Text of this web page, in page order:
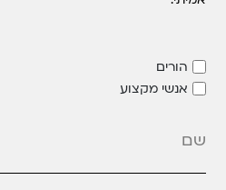
הורים
אנשי מקצוע